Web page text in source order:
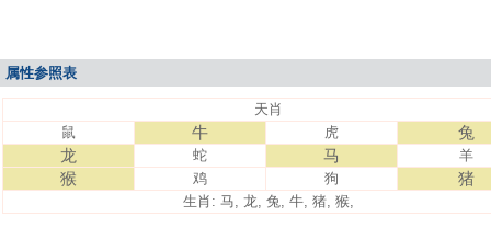
属性参照表
天肖
鼠
牛 虎
兔
龙
蛇 马 羊
猴 鸡 狗 猪
生肖: 马, 龙, 兔, 牛, 猪, 猴,